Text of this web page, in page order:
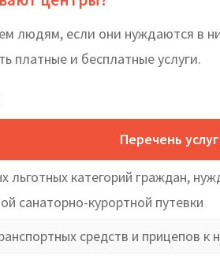
людям, если они нуждаются в
платные и бесплатные услуги.
Перечень
льготных категорий граждан,
санаторно-курортной путевки
средств и прицепов